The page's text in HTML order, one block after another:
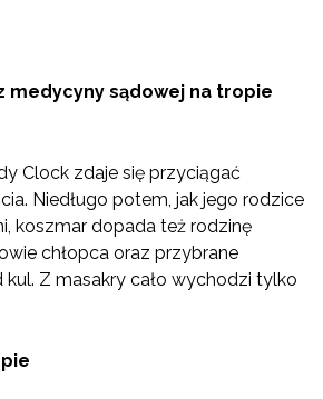
medycyny sądowej na tropie
Clock zdaje się przyciągać
Niedługo potem, jak jego rodzice
koszmar dopada też rodzinę
chłopca oraz przybrane
Z masakry cało wychodzi tylko